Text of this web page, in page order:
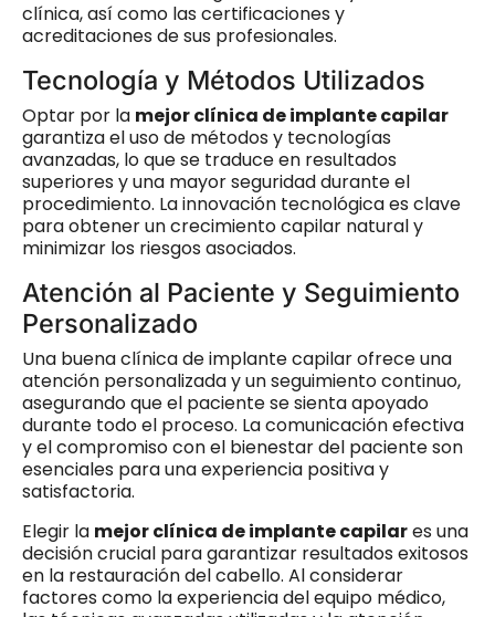
clínica, así como las certificaciones y
acreditaciones de sus profesionales.
Tecnología y Métodos Utilizados
Optar por la mejor clínica de implante capilar
garantiza el uso de métodos y tecnologías
avanzadas, lo que se traduce en resultados
superiores y una mayor seguridad durante el
procedimiento. La innovación tecnológica es clave
para obtener un crecimiento capilar natural y
minimizar los riesgos asociados.
Atención al Paciente y Seguimiento
Personalizado
Una buena clínica de implante capilar ofrece una
atención personalizada y un seguimiento continuo,
asegurando que el paciente se sienta apoyado
durante todo el proceso. La comunicación efectiva
y el compromiso con el bienestar del paciente son
esenciales para una experiencia positiva y
satisfactoria.
Elegir la mejor clínica de implante capilares una
decisión crucial para garantizar resultados exitosos
en la restauración del cabello. Al considerar
factores como la experiencia del equipo médico,